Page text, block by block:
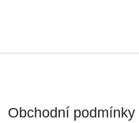
Obchodní podmínky